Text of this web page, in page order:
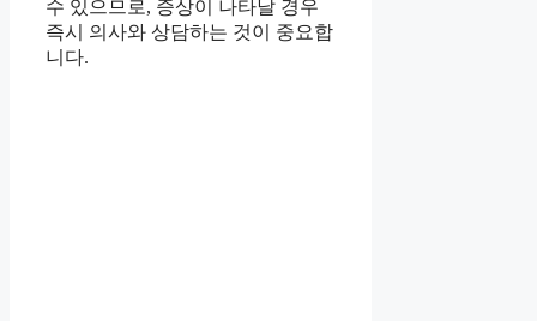
수 있으므로, 증상이 나타날 경우
즉시 의사와 상담하는 것이 중요합
니다.